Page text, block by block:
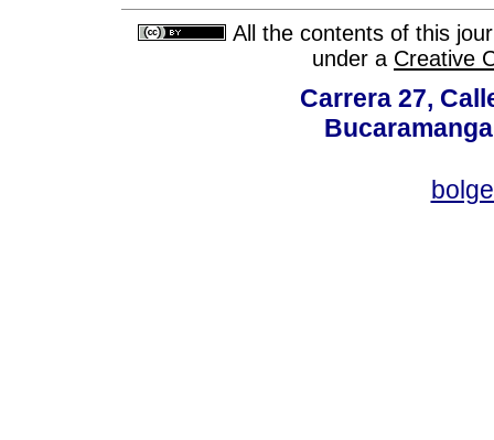
All the contents of this
under a Creative
Carrera 27,